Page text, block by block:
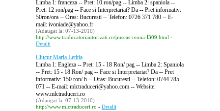
Limba 1: franceza -- Pret: 10 ron/pag -- Limba 2: spaniola --
Pret: 12 ron/pag -- Face si Interpretariat? Da -- Pret informativ:
50ron/ora -- Oras: Bucuresti -- Telefon: 0726 371 780 -- E-
mail: ivoniade@yahoo.fr
(Adaugat la: 07-13-2010)
http://www.traducatoriautorizati.ro/puscas-ivona-l309.html-
Detalii
Ciucur Maria Letitia
Limba 1: Engleza -- Pret: 15 - 18 Ron/ pag -- Limba 2: Spaniola
-- Pret: 15 - 18 Ron/ pag -- Face si Interpretariat? Da -- Pret
informativ: 150 ron/ h -- Oras: Bucuresti -- Telefon: 0744 785
071 -- E-mail: mlctraduceri@yahoo.com -- Website:
www.mlctraduceri.ro
(Adaugat la: 07-13-2010)
http://www.mlctraduceri.ro - Detalii